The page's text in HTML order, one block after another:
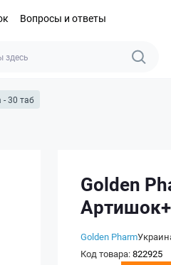
Вопросы и ответы
30 таб
Golden
Golden Pharm
Код товара:822925